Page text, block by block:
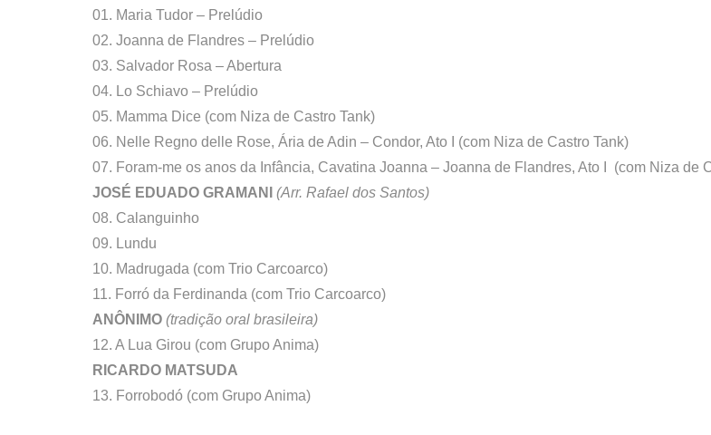
01. Maria Tudor – Prelúdio
02. Joanna de Flandres – Prelúdio
03. Salvador Rosa – Abertura
04. Lo Schiavo – Prelúdio
05. Mamma Dice (com Niza de Castro Tank)
06. Nelle Regno delle Rose, Ária de Adin – Condor, Ato I (com Niza de Castro Tank)
07. Foram-me os anos da Infância, Cavatina Joanna – Joanna de Flandres, Ato I (com Niza de
JOSÉ EDUADO GRAMANI
(Arr. Rafael dos Santos)
08. Calanguinho
09. Lundu
10. Madrugada (com Trio Carcoarco)
11. Forró da Ferdinanda (com Trio Carcoarco)
ANÔNIMO (tradição oral brasileira)
12. A Lua Girou (com Grupo Anima)
RICARDO MATSUDA
13. Forrobodó (com Grupo Anima)